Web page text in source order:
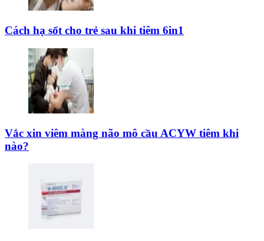
Cách hạ sốt cho trẻ sau khi tiêm 6in1
Vắc xin viêm màng não mô cầu ACYW tiêm khi
nào?